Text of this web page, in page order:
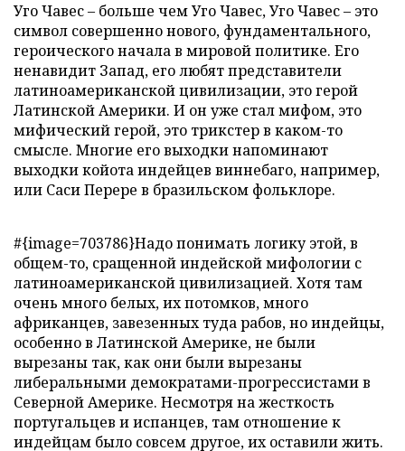
Уго Чавес – больше чем Уго Чавес, Уго Чавес – это
символ совершенно нового, фундаментального,
героического начала в мировой политике. Его
ненавидит Запад, его любят представители
латиноамериканской цивилизации, это герой
Латинской Америки. И он уже стал мифом, это
мифический герой, это трикстер в каком-то
смысле. Многие его выходки напоминают
выходки койота индейцев виннебаго, например,
или Саси Перере в бразильском фольклоре.
#{image=703786}Надо понимать логику этой, в
общем-то, сращенной индейской мифологии с
латиноамериканской цивилизацией. Хотя там
очень много белых, их потомков, много
африканцев, завезенных туда рабов, но индейцы,
особенно в Латинской Америке, не были
вырезаны так, как они были вырезаны
либеральными демократами-прогрессистами в
Северной Америке. Несмотря на жесткость
португальцев и испанцев, там отношение к
индейцам было совсем другое, их оставили жить.